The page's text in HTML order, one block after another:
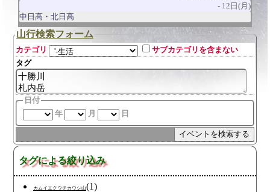
12日(月)
中日高・北日高
山行検索フォーム
カテゴリ
サブカテゴリを含まない
タグ
日付
年
月 日
タグによる絞り込み
カムイエクウチカウシ山(1)